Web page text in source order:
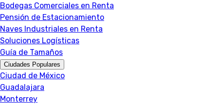
Bodegas Comerciales en Renta
Pensión de Estacionamiento
Naves Industriales en Renta
Soluciones Logísticas
Guía de Tamaños
Ciudades Populares
Ciudad de México
Guadalajara
Monterrey